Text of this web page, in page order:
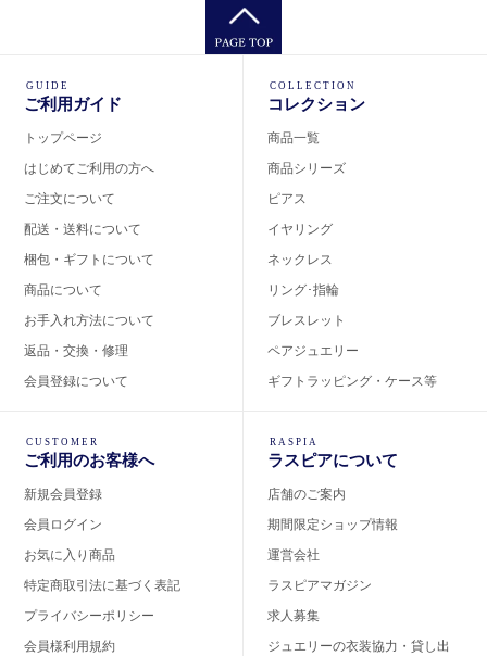
GUIDE
ご利用ガイド
トップページ
はじめてご利用の方へ
ご注文について
配送・送料について
梱包・ギフトについて
商品について
お手入れ方法について
返品・交換・修理
会員登録について
COLLECTION
コレクション
商品一覧
商品シリーズ
ピアス
イヤリング
ネックレス
リング･指輪
ブレスレット
ペアジュエリー
ギフトラッピング・ケース等
CUSTOMER
ご利用のお客様へ
新規会員登録
会員ログイン
お気に入り商品
特定商取引法に基づく表記
プライバシーポリシー
会員様利用規約
RASPIA
ラスピアについて
店舗のご案内
期間限定ショップ情報
運営会社
ラスピアマガジン
求人募集
ジュエリーの衣装協力・貸し出